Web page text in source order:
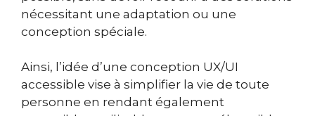
nécessitant une adaptation ou une
conception spéciale.
Ainsi, l’idée d’une conception UX/UI
accessible vise à simplifier la vie de toute
personne en rendant également